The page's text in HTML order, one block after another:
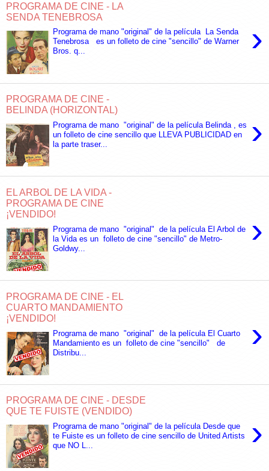
PROGRAMA DE CINE - LA
SENDA TENEBROSA
›
Programa de mano "original" de la película La Senda
Tenebrosa es un folleto de cine "sencillo" de Warner
Bros. q...
PROGRAMA DE CINE -
BELINDA (HORIZONTAL)
›
Programa de mano "original" de la película Belinda , es
un folleto de cine sencillo que LLEVA PUBLICIDAD en
la parte traser...
EL ARBOL DE LA VIDA -
PROGRAMA DE CINE
¡VENDIDO!
›
Programa de mano "original" de la película El Arbol de
la Vida es un folleto de cine "sencillo" de Metro-
Goldwy...
PROGRAMA DE CINE - EL
CUARTO MANDAMIENTO
¡VENDIDO!
›
Programa de mano "original" de la película El Cuarto
Mandamiento es un folleto de cine "sencillo" de
Distribu...
PROGRAMA DE CINE - DESDE
QUE TE FUISTE (VENDIDO)
›
Programa de mano "original" de la película Desde que
te Fuiste es un folleto de cine sencillo de United Artists
que NO L...